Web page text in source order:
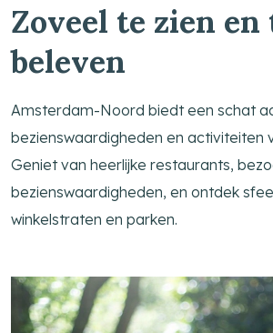
Zoveel te zien en
beleven
Amsterdam-Noord biedt een schat
bezienswaardigheden en activiteiten
Geniet van heerlijke restaurants,
bezienswaardigheden, en ontdek
winkelstraten en parken.